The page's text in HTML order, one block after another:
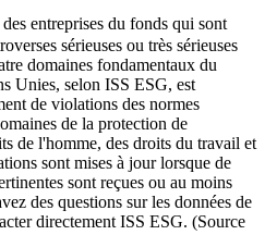
entreprises du fonds qui sont
sérieuses ou très sérieuses
domaines fondamentaux du
Unies, selon ISS ESG, est
de violations des normes
de la protection de
de l'homme, des droits du travail et
sont mises à jour lorsque de
sont reçues ou au moins
des questions sur les données de
directement ISS ESG. (Source